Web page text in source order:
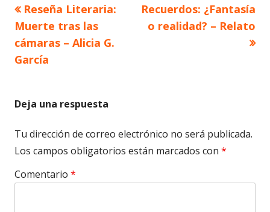
Navegación
de
entradas
Artículo
anterior
Reseña Literaria:
Muerte tras las
cámaras – Alicia G.
García
Artículo
siguiente
Recuerdos: ¿Fantasía
o realidad? – Relato
Deja una respuesta
Tu dirección de correo electrónico no será publicada.
Los campos obligatorios están marcados con *
Comentario *